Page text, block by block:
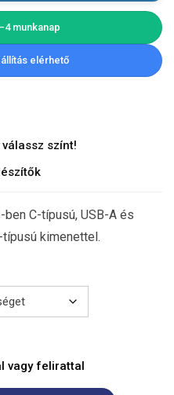
munkanap
elérhető
színt!
C-típusú, USB-A és
kimenettel.
vagy felirattal